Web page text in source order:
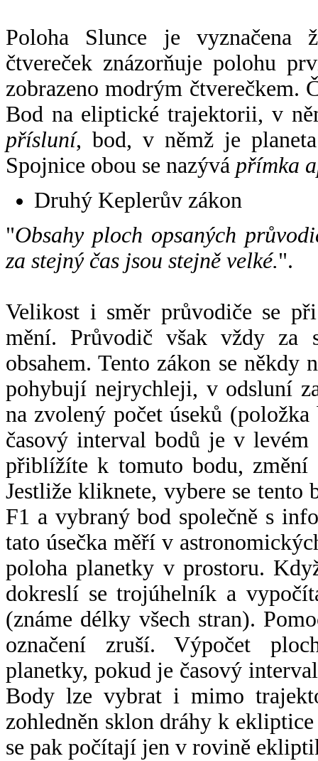
Poloha Slunce je vyznačena
čtvereček znázorňuje polohu
zobrazeno modrým čtverečkem.
Bod na eliptické trajektorii, v
přísluní, bod, v němž je
Spojnice obou se nazývá přímka
Druhý Keplerův zákon
"Obsahy ploch opsaných
za stejný čas jsou stejně velké.".
Velikost i směr průvodiče se
mění. Průvodič však vždy za
obsahem. Tento zákon se někdy
pohybují nejrychleji, v odsluní
na zvolený počet úseků
časový interval bodů je v
přiblížíte k tomuto bodu,
Jestliže kliknete, vybere se tento
F1 a vybraný bod společně s
tato úsečka měří v
poloha planetky v prostoru.
dokreslí se trojúhelník a
(známe délky všech stran).
označení zruší. Výpočet
planetky, pokud je časový
Body lze vybrat i mimo
zohledněn sklon dráhy k
se pak počítají jen v rovině